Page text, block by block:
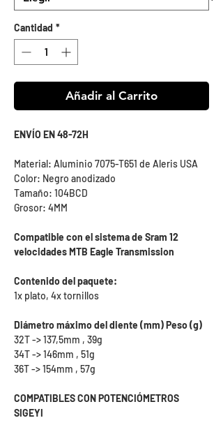
Cantidad *
Añadir al Carrito
ENVÍO EN 48-72H
Material: Aluminio 7075-T651 de Aleris USA
Color: Negro anodizado
Tamaño: 104BCD
Grosor: 4MM
Compatible con el sistema de Sram 12
velocidades MTB Eagle Transmission
Contenido del paquete:
1x plato, 4x tornillos
Diámetro máximo del diente (mm) Peso (g)
32T -> 137,5mm , 39g
34T -> 146mm , 51g
36T -> 154mm , 57g
COMPATIBLES CON POTENCIÓMETROS
SIGEYI